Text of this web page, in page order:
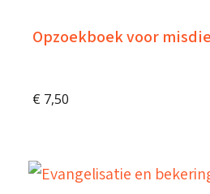
Opzoekboek voor
€ 7,50